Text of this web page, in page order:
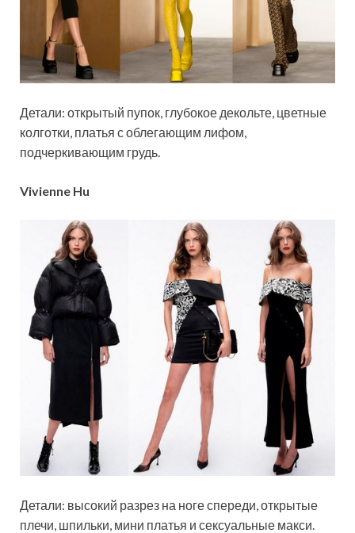
Детали: открытый пупок, глубокое декольте, цветные
колготки, платья с облегающим лифом,
подчеркивающим грудь.
Vivienne Hu
Детали: высокий разрез на ноге спереди, открытые
плечи, шпильки, мини платья и сексуальные макси.